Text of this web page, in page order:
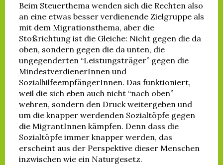
Beim Steuerthema wenden sich die Rechten also
an eine etwas besser verdienende Zielgruppe als
mit dem Migrationsthema, aber die
Stoßrichtung ist die Gleiche: Nicht gegen die da
oben, sondern gegen die da unten, die
ungegenderten “Leistungsträger” gegen die
MindestverdienerInnen und
SozialhilfeempfängerInnen. Das funktioniert,
weil die sich eben auch nicht “nach oben”
wehren, sondern den Druck weitergeben und
um die knapper werdenden Sozialtöpfe gegen
die MigrantInnen kämpfen. Denn dass die
Sozialtöpfe immer knapper werden, das
erscheint aus der Perspektive dieser Menschen
inzwischen wie ein Naturgesetz.